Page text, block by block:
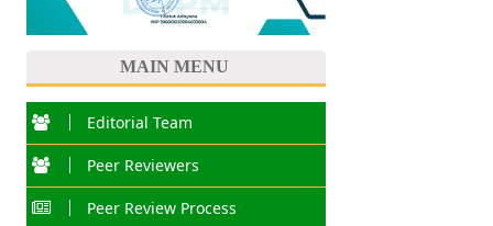
MAIN MENU
Editorial Team
Peer Reviewers
Peer Review Process